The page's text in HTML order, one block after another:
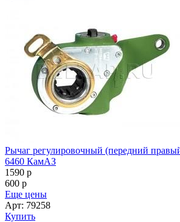
Рычаг регулировочный (передний
6460 КамАЗ
1590 p
600 p
Еще цены
Арт: 79258
Купить